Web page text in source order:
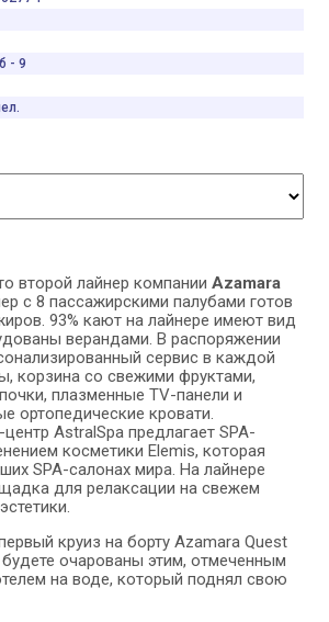
- 9
второй лайнер компании Azamara
с 8 пассажирскими палубами готов
93% кают на лайнере имеют вид
верандами. В распоряжении
сервис в каждой
корзина со свежими фруктами,
плазменные TV-панели и
ортопедические кровати.
AstralSpa предлагает SPA-
косметики Elemis, которая
SPA-салонах мира. На лайнере
для релаксации на свежем
круиз на борту Azamara Quest
очарованы этим, отмеченным
на воде, который поднял свою